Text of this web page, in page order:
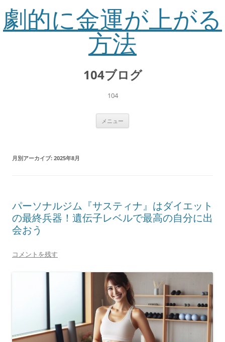
劇的に金運が上がる
方法
104ブログ
104
メニュー
月別アーカイブ: 2025年8月
パーソナルジム『サスティナ』はダイエット
の最終兵器！遺伝子レベルで最高の自分に出
会おう
コメントを残す